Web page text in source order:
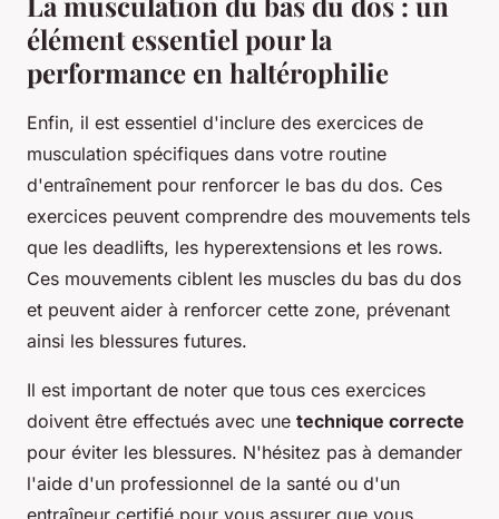
élément essentiel pour la
performance en haltérophilie
Enfin, il est essentiel d'inclure des exercices de
musculation spécifiques dans votre routine
d'entraînement pour renforcer le bas du dos. Ces
exercices peuvent comprendre des mouvements tels
que les deadlifts, les hyperextensions et les rows.
Ces mouvements ciblent les muscles du bas du dos
et peuvent aider à renforcer cette zone, prévenant
ainsi les blessures futures.
Il est important de noter que tous ces exercices
doivent être effectués avec une technique correcte
pour éviter les blessures. N'hésitez pas à demander
l'aide d'un professionnel de la santé ou d'un
entraîneur certifié pour vous assurer que vous